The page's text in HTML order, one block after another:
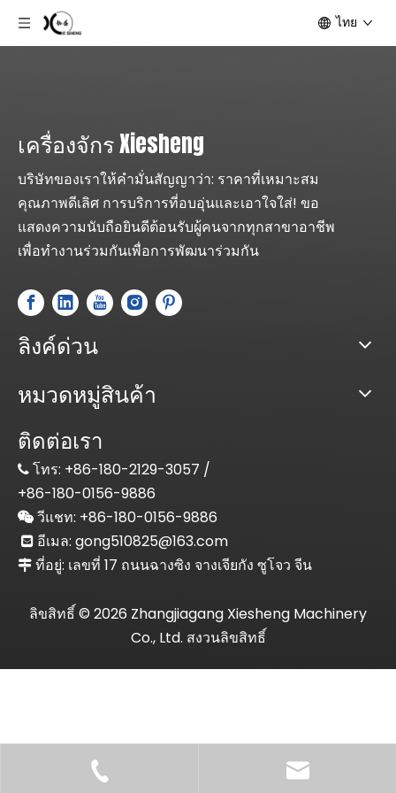
ไทย
เครื่องจักร Xiesheng
บริษัทของเราให้คำมั่นสัญญาว่า: ราคาที่เหมาะสม
คุณภาพดีเลิศ การบริการที่อบอุ่นและเอาใจใส่! ขอ
แสดงความนับถือยินดีต้อนรับผู้คนจากทุกสาขาอาชีพ
เพื่อทำงานร่วมกันเพื่อการพัฒนาร่วมกัน
ลิงค์ด่วน
หมวดหมู่สินค้า
ติดต่อเรา
 โทร: +86-180-2129-3057 /
+86-180-0156-9886
 วีแชท: +86-180-0156-9886
 อีเมล: gong510825@163.com
 ที่อยู่: เลขที่ 17 ถนนฉางซิง จางเจียกัง ซูโจว จีน
ลิขสิทธิ์ © 2026 Zhangjiagang Xiesheng Machinery
Co., Ltd. สงวนลิขสิทธิ์